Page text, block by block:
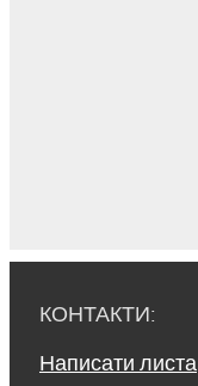
КОНТАКТИ:
Написати листа